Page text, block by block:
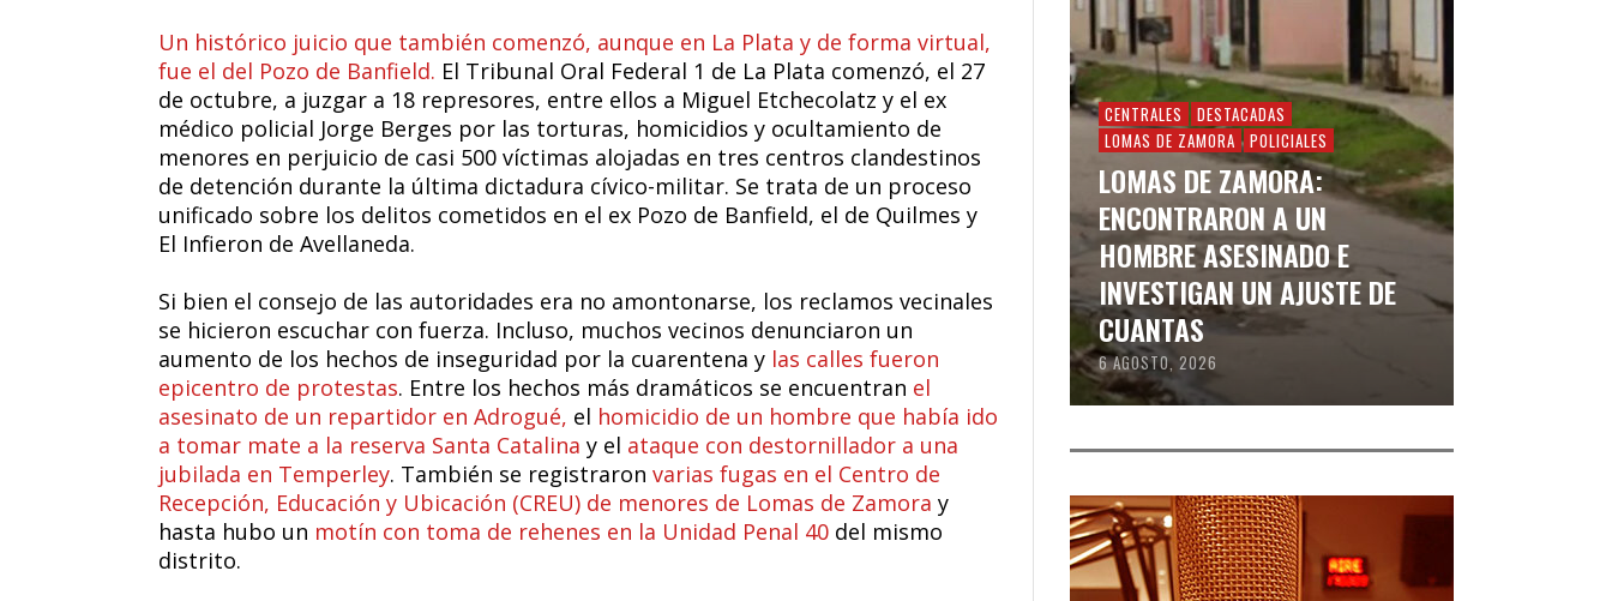
Un histórico juicio que también comenzó, aunque en La Plata y de forma virtual,
fue el del Pozo de Banfield. El Tribunal Oral Federal 1 de La Plata comenzó, el 27
de octubre, a juzgar a 18 represores, entre ellos a Miguel Etchecolatz y el ex
médico policial Jorge Berges por las torturas, homicidios y ocultamiento de
menores en perjuicio de casi 500 víctimas alojadas en tres centros clandestinos
de detención durante la última dictadura cívico-militar. Se trata de un proceso
unificado sobre los delitos cometidos en el ex Pozo de Banfield, el de Quilmes y
El Infieron de Avellaneda.
Si bien el consejo de las autoridades era no amontonarse, los reclamos vecinales
se hicieron escuchar con fuerza. Incluso, muchos vecinos denunciaron un
aumento de los hechos de inseguridad por la cuarentena y las calles fueron
epicentro de protestas. Entre los hechos más dramáticos se encuentran el
asesinato de un repartidor en Adrogué, el homicidio de un hombre que había ido
a tomar mate a la reserva Santa Catalina y el ataque con destornillador a una
jubilada en Temperley. También se registraron varias fugas en el Centro de
Recepción, Educación y Ubicación (CREU) de menores de Lomas de Zamora y
hasta hubo un motín con toma de rehenes en la Unidad Penal 40 del mismo
distrito.
CENTRALES
DESTACADAS
LOMAS DE ZAMORA
POLICIALES
LOMAS DE ZAMORA:
ENCONTRARON A UN
HOMBRE ASESINADO E
INVESTIGAN UN AJUSTE DE
CUANTAS
6 AGOSTO, 2026